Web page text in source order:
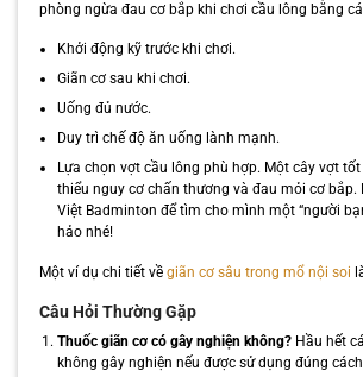
phòng ngừa đau cơ bắp khi chơi cầu lông bằng
Khởi động kỹ trước khi chơi.
Giãn cơ sau khi chơi.
Uống đủ nước.
Duy trì chế độ ăn uống lành mạnh.
Lựa chọn vợt cầu lông phù hợp. Một cây vợt
thiểu nguy cơ chấn thương và đau mỏi cơ bắp.
Việt Badminton để tìm cho mình một “người
hảo nhé!
Một ví dụ chi tiết về giãn cơ sâu trong mổ nội soi
Câu Hỏi Thường Gặp
Thuốc giãn cơ có gây nghiện không?Hầu hết
không gây nghiện nếu được sử dụng đúng